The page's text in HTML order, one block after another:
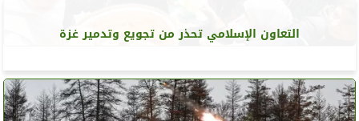
التعاون الإسلامي تحذر من تجويع وتدمير غزة